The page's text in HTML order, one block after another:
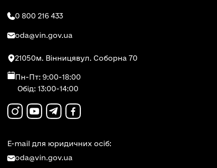
0 800 216 433
oda@vin.gov.ua
21050м. Вінницявул. Соборна 70
Пн-Пт: 9:00-18:00
Обід: 13:00-14:00
E-mail для юридичних осіб:
oda@vin.gov.ua